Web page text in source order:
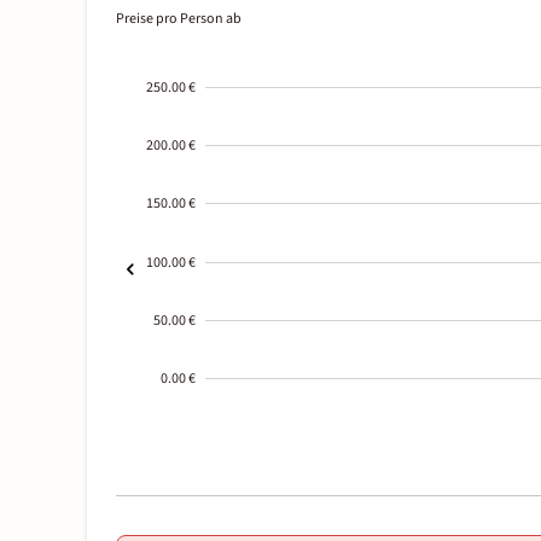
Preise pro Person ab
250.00 €
200.00 €
150.00 €
100.00 €
50.00 €
0.00 €
01-02